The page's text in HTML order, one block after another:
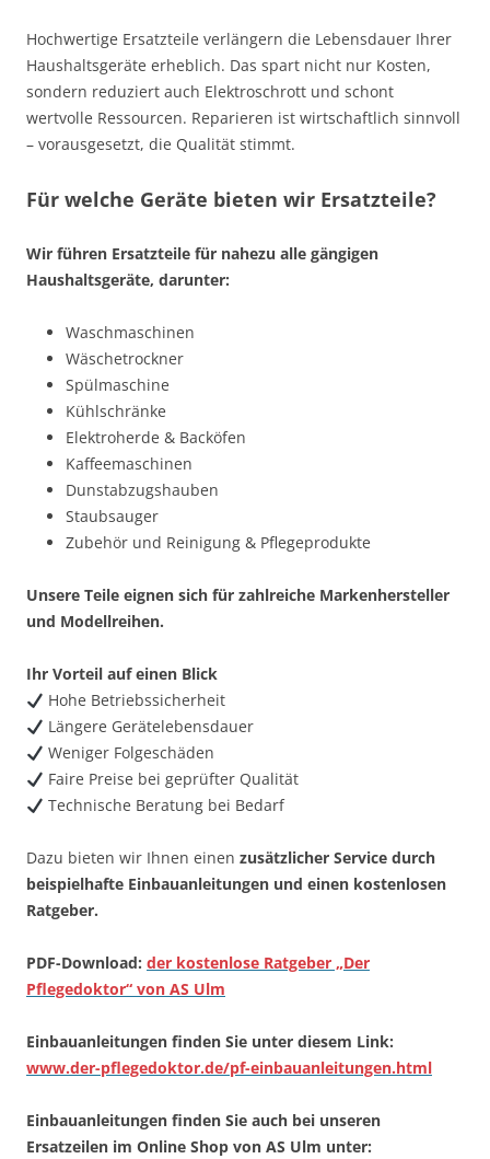
Hochwertige Ersatzteile verlängern die Lebensdauer Ihrer
Haushaltsgeräte erheblich. Das spart nicht nur Kosten,
sondern reduziert auch Elektroschrott und schont
wertvolle Ressourcen. Reparieren ist wirtschaftlich sinnvoll
– vorausgesetzt, die Qualität stimmt.
Für welche Geräte bieten wir Ersatzteile?
Wir führen Ersatzteile für nahezu alle gängigen
Haushaltsgeräte, darunter:
Waschmaschinen
Wäschetrockner
Spülmaschine
Kühlschränke
Elektroherde & Backöfen
Kaffeemaschinen
Dunstabzugshauben
Staubsauger
Zubehör und Reinigung & Pflegeprodukte
Unsere Teile eignen sich für zahlreiche Markenhersteller
und Modellreihen.
Ihr Vorteil auf einen Blick
Hohe Betriebssicherheit
Längere Gerätelebensdauer
Weniger Folgeschäden
Faire Preise bei geprüfter Qualität
Technische Beratung bei Bedarf
Dazu bieten wir Ihnen einen zusätzlicher Service durch
beispielhafte Einbauanleitungen und einen kostenlosen
Ratgeber.
PDF-Download: der kostenlose Ratgeber „Der
Pflegedoktor“ von AS Ulm
Einbauanleitungen finden Sie unter diesem Link:
www.der-pflegedoktor.de/pf-einbauanleitungen.html
Einbauanleitungen finden Sie auch bei unseren
Ersatzeilen im Online Shop von AS Ulm unter: